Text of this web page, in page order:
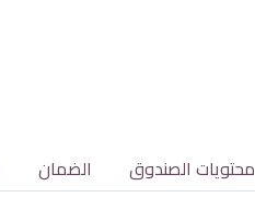
محتويات الصندوق الضمان